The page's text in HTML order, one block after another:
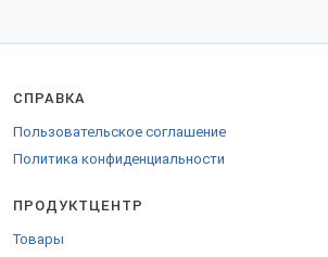
СПРАВКА
Пользовательское соглашение
Политика конфиденциальности
ПРОДУКТЦЕНТР
Товары